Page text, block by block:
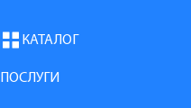
КАТАЛОГ
ПОСЛУГИ